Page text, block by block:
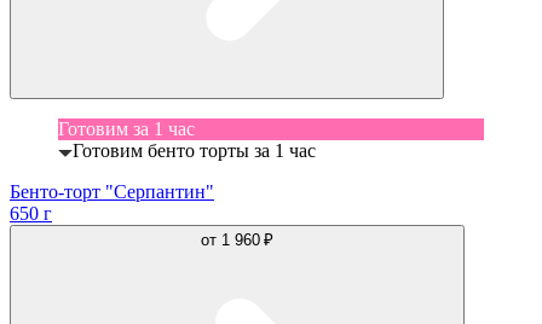
Готовим за 1 час
Готовим бенто торты за 1 час
Бенто-торт "Серпантин"
650 г
от 1 960 ₽